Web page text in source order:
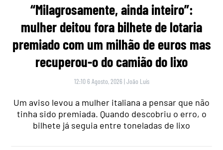
“Milagrosamente, ainda inteiro”:
mulher deitou fora bilhete de lotaria
premiado com um milhão de euros mas
recuperou-o do camião do lixo
12:10 6 Agosto, 2026 |João Luís
Um aviso levou a mulher italiana a pensar que não
tinha sido premiada. Quando descobriu o erro, o
bilhete já seguia entre toneladas de lixo